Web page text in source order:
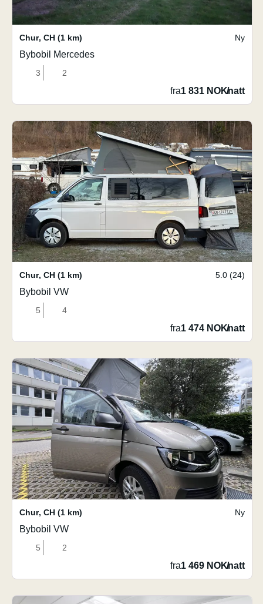
Chur, CH (1 km) Ny
Bybobil Mercedes
3 2
fra1 831 NOK/natt
Chur, CH (1 km) 5.0 (24)
Bybobil VW
5 4
fra1 474 NOK/natt
Chur, CH (1 km) Ny
Bybobil VW
5 2
fra1 469 NOK/natt